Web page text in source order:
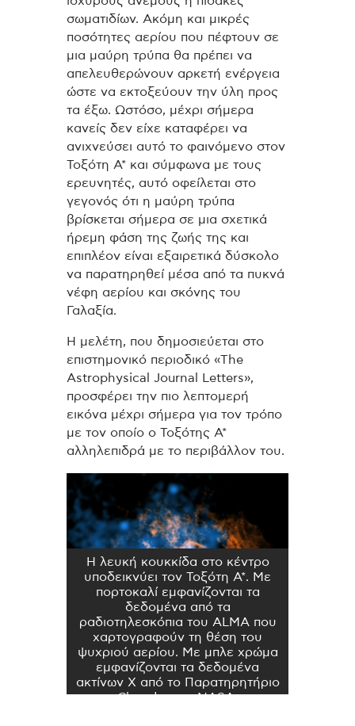
σωματιδίων. Ακόμη και μικρές
ποσότητες αερίου που πέφτουν σε
μια μαύρη τρύπα θα πρέπει να
απελευθερώνουν αρκετή ενέργεια
ώστε να εκτοξεύουν την ύλη προς
τα έξω. Ωστόσο, μέχρι σήμερα
κανείς δεν είχε καταφέρει να
ανιχνεύσει αυτό το φαινόμενο στον
Τοξότη A* και σύμφωνα με τους
ερευνητές, αυτό οφείλεται στο
γεγονός ότι η μαύρη τρύπα
βρίσκεται σήμερα σε μια σχετικά
ήρεμη φάση της ζωής της και
επιπλέον είναι εξαιρετικά δύσκολο
να παρατηρηθεί μέσα από τα πυκνά
νέφη αερίου και σκόνης του
Γαλαξία.
Η μελέτη, που δημοσιεύεται στο
επιστημονικό περιοδικό «The
Astrophysical Journal Letters»,
προσφέρει την πιο λεπτομερή
εικόνα μέχρι σήμερα για τον τρόπο
με τον οποίο ο Τοξότης Α*
αλληλεπιδρά με το περιβάλλον του.
Η λευκή κουκκίδα στο κέντρο
υποδεικνύει τον Τοξότη Α*. Με
πορτοκαλί εμφανίζονται τα
δεδομένα από τα
ραδιοτηλεσκόπια του ALMA που
χαρτογραφούν τη θέση του
ψυχριού αερίου. Με μπλε χρώμα
εμφανίζονται τα δεδομένα
ακτίνων Χ από το Παρατηρητήριο
Chandra της NASA.